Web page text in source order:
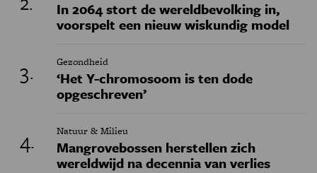
In 2064 stort de wereldbevolking in,
voorspelt een nieuw wiskundig model
Gezondheid
‘Het Y-chromosoom is ten dode
opgeschreven’
Natuur & Milieu
Mangrovebossen herstellen zich
wereldwijd na decennia van verlies